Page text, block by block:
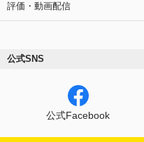
評価・動画配信
公式SNS
公式Facebook